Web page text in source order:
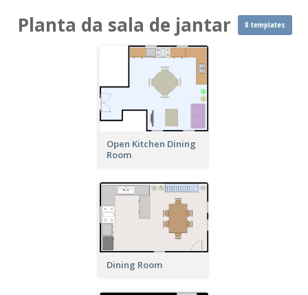
Planta da sala de jantar 8 templates
Open Kitchen Dining
Room
Dining Room